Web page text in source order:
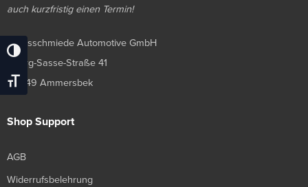
Umschalten Auf Hohe Kontraste
Schrift Vergrößern
auch kurzfristig einen Termin!
Luxusschmiede Automotive GmbH
Georg-Sasse-Straße 41
22949 Ammersbek
Shop Support
AGB
Widerrufsbelehrung